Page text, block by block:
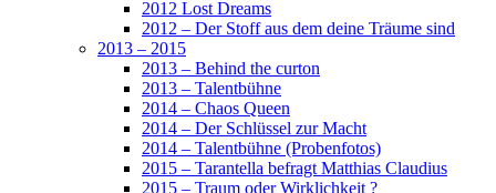
2012 Lost Dreams
2012 – Der Stoff aus dem deine Träume sind
2013 – 2015
2013 – Behind the curton
2013 – Talentbühne
2014 – Chaos Queen
2014 – Der Schlüssel zur Macht
2014 – Talentbühne (Probenfotos)
2015 – Tarantella befragt Matthias Claudius
2015 – Traum oder Wirklichkeit ?